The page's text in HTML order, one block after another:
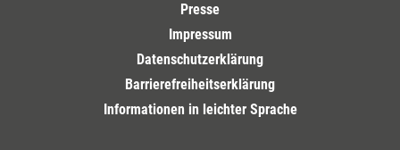
Presse
Impressum
Datenschutzerklärung
Barrierefreiheitserklärung
Informationen in leichter Sprache